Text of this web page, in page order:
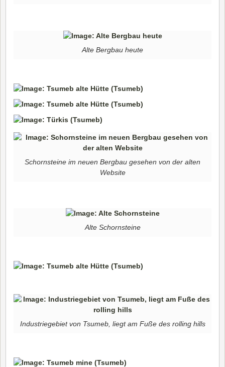
Alte Bergbau heute
Schornsteine im neuen Bergbau gesehen von der alten
Website
Alte Schornsteine
Industriegebiet von Tsumeb, liegt am Fuße des rolling hills